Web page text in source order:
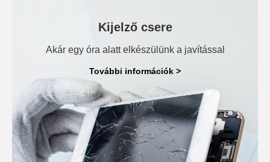
Kijelző csere
Akár egy óra alatt elkészülünk a javítással
További információk >